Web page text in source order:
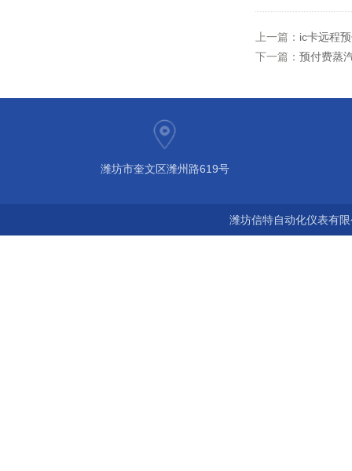
上一篇： ic卡远程
下一篇： 预付费蒸
潍坊市奎文区潍州路619号
潍坊信特自动化仪表有